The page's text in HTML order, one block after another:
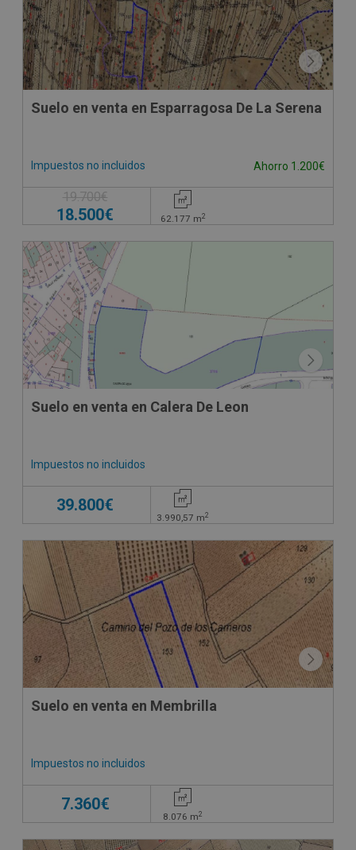
Suelo en venta en Esparragosa De La Serena
Impuestos no incluidos Ahorro 1.200€
19.700€
18.500€ 62.177 m2
Suelo en venta en Calera De Leon
Impuestos no incluidos
39.800€
3.990,57 m2
CONDICIONES ESPECIALES
Suelo en venta en Membrilla
Impuestos no incluidos
7.360€
8.076 m2